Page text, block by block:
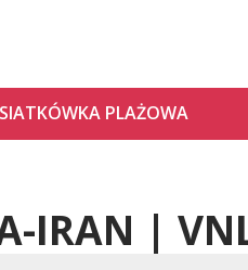
SIATKÓWKA PLAŻOWA
IRAN |